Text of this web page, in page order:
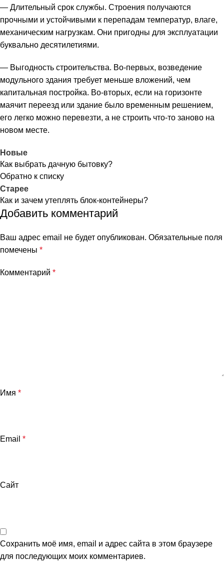
— Длительный срок службы. Строения получаются
прочными и устойчивыми к перепадам температур, влаге,
механическим нагрузкам. Они пригодны для эксплуатации
буквально десятилетиями.
— Выгодность строительства. Во-первых, возведение
модульного здания требует меньше вложений, чем
капитальная постройка. Во-вторых, если на горизонте
маячит переезд или здание было временным решением,
его легко можно перевезти, а не строить что-то заново на
новом месте.
Новые
Как выбрать дачную бытовку?
Обратно к списку
Старее
Как и зачем утеплять блок-контейнеры?
Добавить комментарий
Ваш адрес email не будет опубликован. Обязательные поля
помечены *
Комментарий *
Имя *
Email *
Сайт
Сохранить моё имя, email и адрес сайта в этом браузере
для последующих моих комментариев.